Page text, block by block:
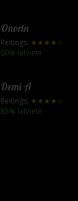
Onorin
Reitings: ★★★★☆
60% latviete
Demi A
Reitings: ★★★★☆
85% latviete